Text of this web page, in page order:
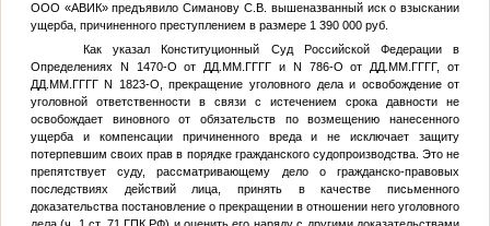
ООО «АВИК» предъявило Симанову С.В. вышеназванный иск о взыскании
ущерба, причиненного преступлением в размере 1 390 000 руб.
Как указал Конституционный Суд Российской Федерации в
Определениях N 1470-О от ДД.ММ.ГГГГ и N 786-О от ДД.ММ.ГГГГ, от
ДД.ММ.ГГГГN 1823-О, прекращение уголовного дела и освобождение от
уголовной ответственности в связи с истечением срока давности не
освобождает виновного от обязательств по возмещению нанесенного
ущерба и компенсации причиненного вреда и не исключает защиту
потерпевшим своих прав в порядке гражданского судопроизводства. Это не
препятствует суду, рассматривающему дело о гражданско-правовых
последствиях действий лица, принять в качестве письменного
доказательства постановление о прекращении в отношении него уголовного